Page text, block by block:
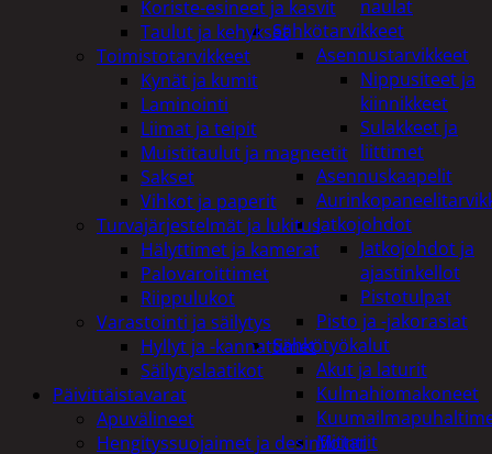
naulat
Sähkötarvikkeet
Asennustarvikkeet
Nippusiteet ja
kiinnikkeet
Sulakkeet ja
liittimet
Asennuskaapelit
Jatkojohdot
Jatkojohdot ja
ajastinkellot
Pistotulpat
Pisto ja -jakorasiat
Sähkötyökalut
Akut ja laturit
Kulmahiomakoneet
Mittarit
Koriste-esineet ja kasvit
Taulut ja kehykset
Toimistotarvikkeet
Kynät ja kumit
Laminointi
Liimat ja teipit
Muistitaulut ja magneetit
Sakset
Vihkot ja paperit
Turvajärjestelmät ja lukitus
Hälyttimet ja kamerat
Palovaroittimet
Riippulukot
Varastointi ja säilytys
Hyllyt ja -kannattimet
Säilytyslaatikot
Päivittäistavarat
Apuvälineet
Hengityssuojaimet ja desinfiointi